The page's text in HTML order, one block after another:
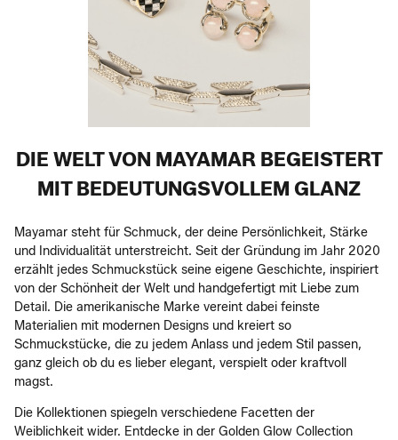
DIE WELT VON MAYAMAR BEGEISTERT
MIT BEDEUTUNGSVOLLEM GLANZ
Mayamar steht für Schmuck, der deine Persönlichkeit, Stärke
und Individualität unterstreicht. Seit der Gründung im Jahr 2020
erzählt jedes Schmuckstück seine eigene Geschichte, inspiriert
von der Schönheit der Welt und handgefertigt mit Liebe zum
Detail. Die amerikanische Marke vereint dabei feinste
Materialien mit modernen Designs und kreiert so
Schmuckstücke, die zu jedem Anlass und jedem Stil passen,
ganz gleich ob du es lieber elegant, verspielt oder kraftvoll
magst.
Die Kollektionen spiegeln verschiedene Facetten der
Weiblichkeit wider. Entdecke in der Golden Glow Collection